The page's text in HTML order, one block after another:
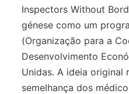
Inspectors Without
génese como um
(Organização para a
Desenvolvimento
Unidas. A ideia original
semelhança dos